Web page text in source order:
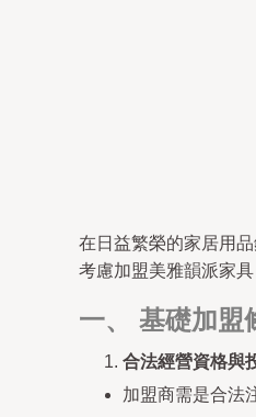
在日益繁榮的家居用
考慮加盟美雅韻派家
一、 基礎加盟
合法經營資格與
加盟商需是合法